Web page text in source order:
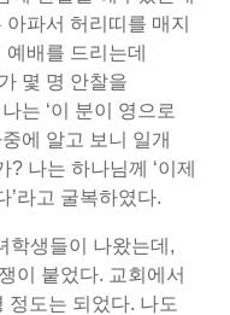
파서 허리띠를 매지
배를 드리는데
몇 명 안찰을
는 ‘이 분이 영으로
에 알고 보니 일개
나는 하나님께 ‘이제
’라고 굴복하였다.
학생들이 나왔는데,
이 붙었다. 교회에서
정도는 되었다. 나도